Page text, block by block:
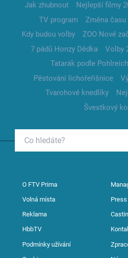
Jak zhubnout Nejlepší filmy
TV program
Změna času
Kdy budou volby
ZOO Nové
7 pádů Honzy Dědka
Volby
Tatarák podle
Pěstování lichořeřišnice
Tvarohové knedlíky
Švestkový
O FTV Prima
Volná místa Press
Reklama
HbbTV
Podmínky užívání